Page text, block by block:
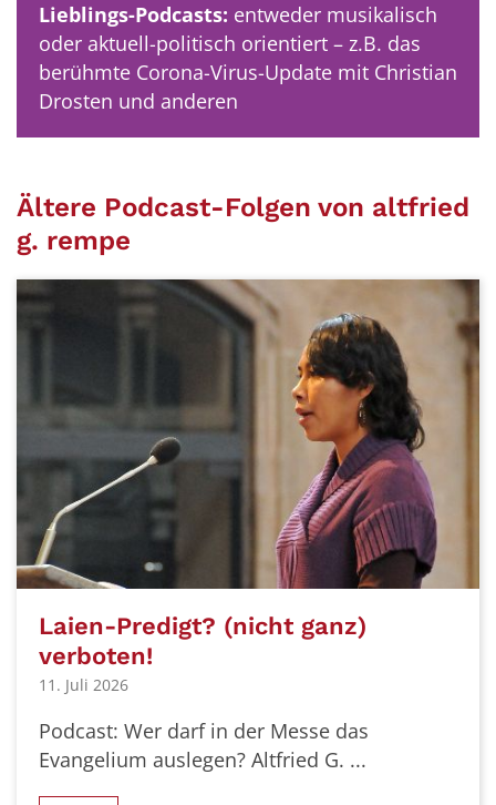
Lieblings-Podcasts: entweder musikalisch
oder aktuell-politisch orientiert – z.B. das
berühmte Corona-Virus-Update mit Christian
Drosten und anderen
Ältere Podcast-Folgen von altfried
g. rempe
Laien-Predigt? (nicht ganz)
verboten!
11. Juli 2026
Podcast: Wer darf in der Messe das
Evangelium auslegen? Altfried G. ...